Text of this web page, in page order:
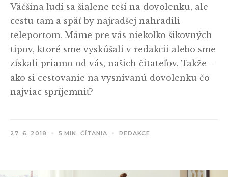
Väčšina ľudí sa šialene teší na dovolenku, ale
cestu tam a späť by najradšej nahradili
teleportom. Máme pre vás niekoľko šikovných
tipov, ktoré sme vyskúšali v redakcii alebo sme
získali priamo od vás, našich čitateľov. Takže –
ako si cestovanie na vysnívanú dovolenku čo
najviac spríjemniť?
27. 6. 2018 5 MIN. ČÍTANIA REDAKCE